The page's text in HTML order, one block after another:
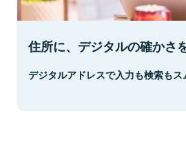
住所に、デジタルの確かさを
デジタルアドレスで入力も検索もス